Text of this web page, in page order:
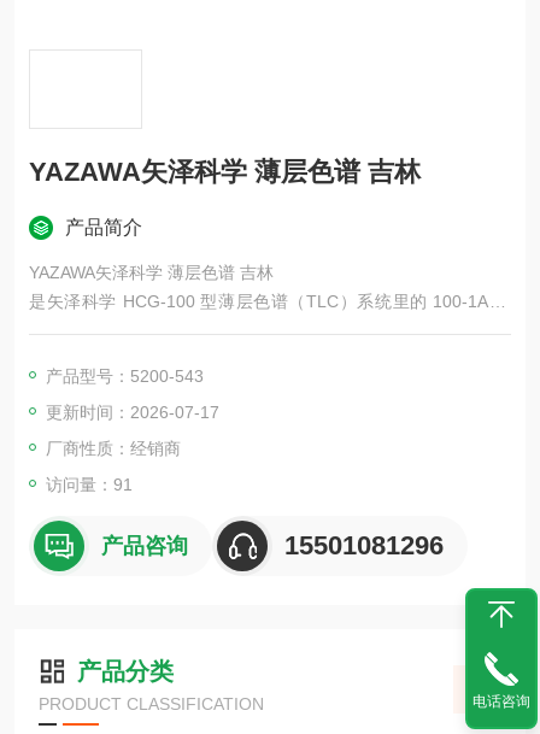
YAZAWA矢泽科学 薄层色谱 吉林
产品简介
YAZAWA矢泽科学 薄层色谱 吉林
是矢泽科学 HCG-100 型薄层色谱（TLC）系统里的 100-1A 吸
附剂涂布器（涂板器），用于实验室自制薄层板，可精准涂布硅
产品型号：5200-543
更新时间：2026-07-17
厂商性质：经销商
访问量：91
产品咨询 15501081296
产品分类
PRODUCT CLASSIFICATION 电话咨询